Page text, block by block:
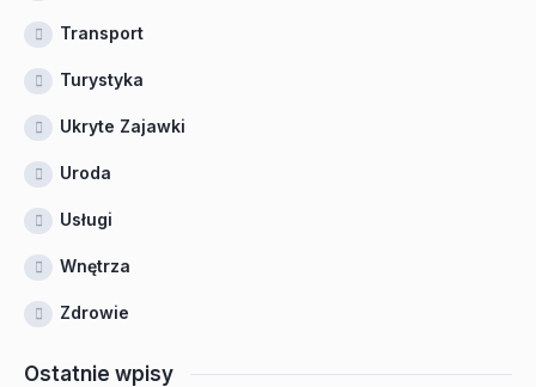
Transport
Turystyka
Ukryte Zajawki
Uroda
Usługi
Wnętrza
Zdrowie
Ostatnie wpisy